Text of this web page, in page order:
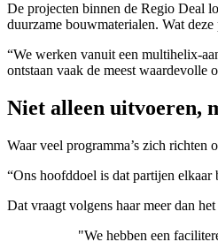
De projecten binnen de Regio Deal
duurzame bouwmaterialen. Wat
“We werken vanuit een multihelix-
ontstaan vaak de meest waardevolle
Niet alleen uitvoeren,
Waar veel programma’s zich
“Ons hoofddoel is dat partijen
Dat vraagt volgens haar meer dan
"We hebben een